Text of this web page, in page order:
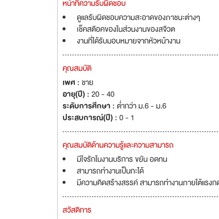
หน้าที่ความรับผิดชอบ
ดูแลรับผิดชอบความสะอาดของภาชนะต่างๆ
เช็คสต๊อคของในส่วนงานของสจ๊วต
งานที่ได้รับมอบหมายจากหัวหน้างาน
คุณสมบัติ
เพศ :ชาย
อายุ(ปี) :20 - 40
ระดับการศึกษา :ต่ำกว่า ม.6 - ม.6
ประสบการณ์(ปี) :0 - 1
คุณสมบัติด้านความรู้และความสามารถ
มีใจรักในงานบริการ ขยัน อดทน
สามารถทำงานเป็นกะได้
มีความคิดสร้างสรรค์ สามารถทำงานภายใต้แรงก
สวัสดิการ